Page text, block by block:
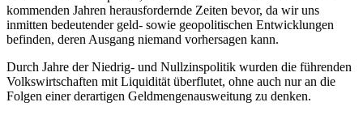
kommenden Jahren herausfordernde Zeiten bevor, da wir uns
inmitten bedeutender geld- sowie geopolitischen Entwicklungen
befinden, deren Ausgang niemand vorhersagen kann.
Durch Jahre der Niedrig- und Nullzinspolitik wurden die führenden
Volkswirtschaften mit Liquidität überflutet, ohne auch nur an die
Folgen einer derartigen Geldmengenausweitung zu denken.